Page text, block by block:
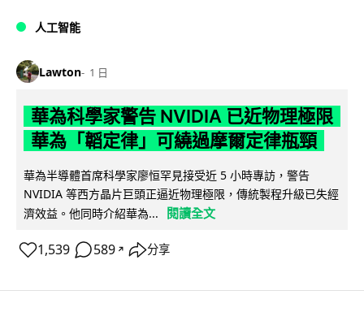
人工智能
Lawton 1 日
華為科學家警告 NVIDIA 已近物理極限
華為「韜定律」可繞過摩爾定律瓶頸
華為半導體首席科學家廖恒罕見接受近 5 小時專訪，警告
NVIDIA 等西方晶片巨頭正逼近物理極限，傳統製程升級已失經
濟效益。他同時介紹華為...
閱讀全文
1,539 589 ↗ 分享